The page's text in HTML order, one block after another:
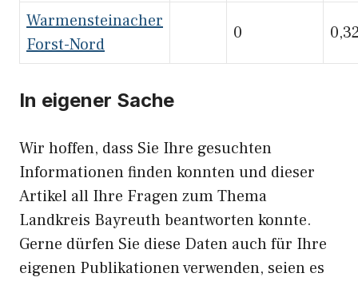
Warmensteinacher
Forst-Nord
0
In eigener Sache
Wir hoffen, dass Sie Ihre gesuchten
Informationen finden konnten und dieser
Artikel all Ihre Fragen zum Thema
Landkreis Bayreuth beantworten konnte.
Gerne dürfen Sie diese Daten auch für Ihre
eigenen Publikationen verwenden, seien es